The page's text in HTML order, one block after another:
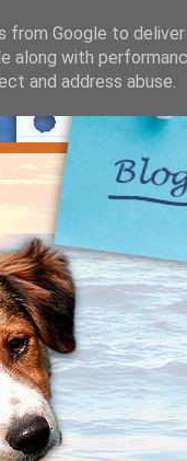
from Google to
along with
and address abuse.